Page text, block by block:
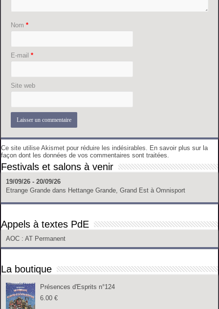
Nom*
E-mail*
Site web
Ce site utilise Akismet pour réduire les indésirables.
En savoir plus sur la
façon dont les données de vos commentaires sont traitées
Festivals et salons à venir
19/09/26 - 20/09/26
Etrange Grande dans Hettange Grande, Grand Est à Omnisport
Appels à textes PdE
AOC : AT Permanent
La boutique
Présences d'Esprits n°124
6.00€